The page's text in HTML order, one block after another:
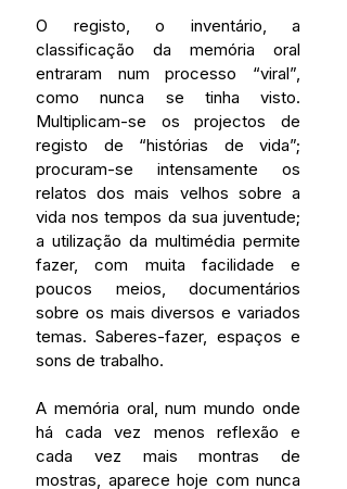
O registo, o inventário, a
classificação da memória oral
entraram num processo “viral”,
como nunca se tinha visto.
Multiplicam-se os projectos de
registo de “histórias de vida”;
procuram-se intensamente os
relatos dos mais velhos sobre a
vida nos tempos da sua juventude;
a utilização da multimédia permite
fazer, com muita facilidade e
poucos meios, documentários
sobre os mais diversos e variados
temas. Saberes-fazer, espaços e
sons de trabalho.
A memória oral, num mundo onde
há cada vez menos reflexão e
cada vez mais montras de
mostras, aparece hoje com nunca